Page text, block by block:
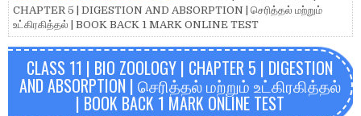
CHAPTER 5 | DIGESTION AND ABSORPTION | செரித்தல் மற்றும்
உட்கிரகித்தல் | BOOK BACK 1 MARK ONLINE TEST
CLASS 11 | BIO ZOOLOGY | CHAPTER 5 | DIGESTION
AND ABSORPTION | செரித்தல் மற்றும் உட்கிரகித்தல்
| BOOK BACK 1 MARK ONLINE TEST